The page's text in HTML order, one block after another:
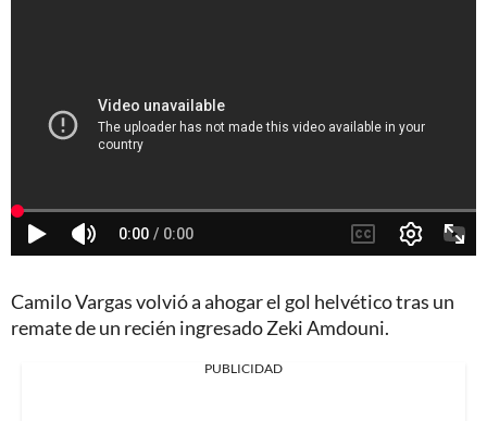
Camilo Vargas volvió a ahogar el gol helvético tras un
remate de un recién ingresado Zeki Amdouni.
PUBLICIDAD